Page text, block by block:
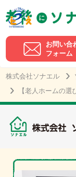
お問い合
フォーム
株式会社ソナエル
【老人ホームの